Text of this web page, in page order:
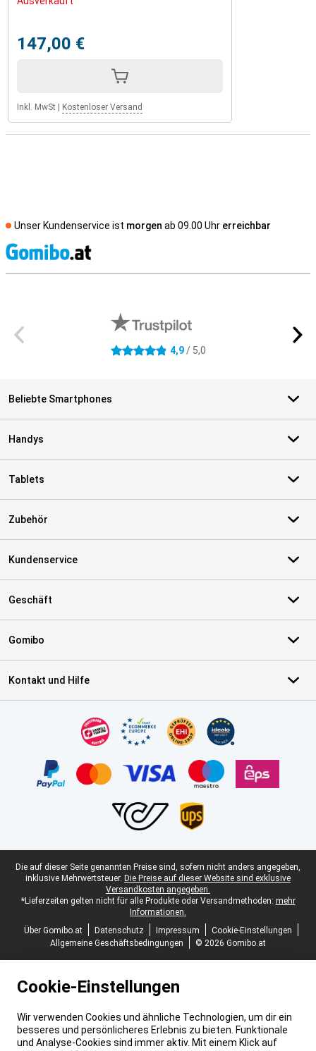
147,00 €
Inkl. MwSt Kostenloser Versand
Unser Kundenservice ist morgen ab 09.00 Uhr erreichbar
4.9 Sterne 4,9/ 5,0
Beliebte Smartphones
Handys
Tablets
Zubehör
Kundenservice
Geschäft
Gomibo
Kontakt und Hilfe
Juristische Fußzeile
Die auf dieser Seite genannten Preise sind, sofern nicht anders angegeben,
inklusive Mehrwertsteuer. Die Preise auf dieser Website sind exklusive
Versandkosten angegeben.
*Lieferzeiten gelten nicht für alle Produkte oder Versandmethoden: mehr
Informationen.
Über Gomibo.at
Datenschutz Impressum
Cookie-Einstellungen
Allgemeine Geschäftsbedingungen
© 2026 Gomibo.at
Cookie-Einstellungen
Wir verwenden Cookies und ähnliche Technologien, um dir ein
besseres und persönlicheres Erlebnis zu bieten. Funktionale
und Analyse-Cookies sind immer aktiv. Mit einem Klick auf